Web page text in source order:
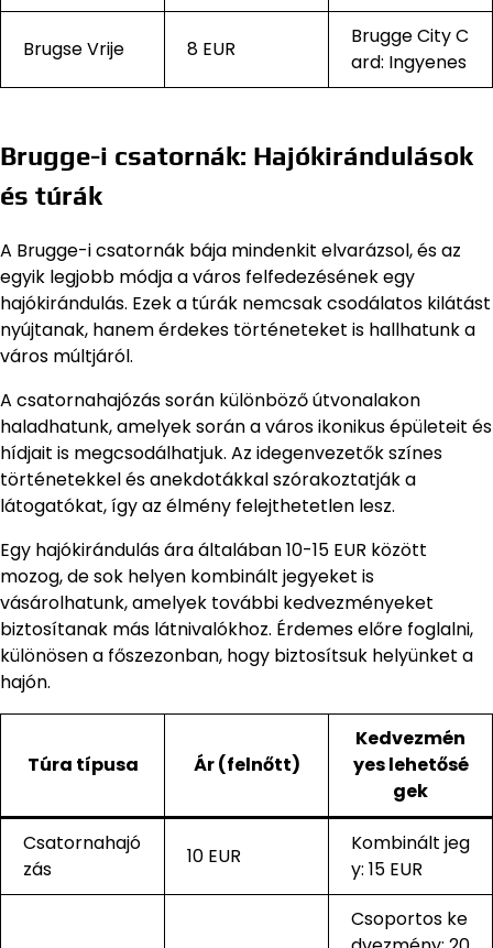
Brugse Vrije 8 EUR
Brugge City C
ard: Ingyenes
Brugge-i csatornák: Hajókirándulások
és túrák
A Brugge-i csatornák bája mindenkit elvarázsol, és az
egyik legjobb módja a város felfedezésének egy
hajókirándulás. Ezek a túrák nemcsak csodálatos kilátást
nyújtanak, hanem érdekes történeteket is hallhatunk a
város múltjáról.
A csatornahajózás során különböző útvonalakon
haladhatunk, amelyek során a város ikonikus épületeit és
hídjait is megcsodálhatjuk. Az idegenvezetők színes
történetekkel és anekdotákkal szórakoztatják a
látogatókat, így az élmény felejthetetlen lesz.
Egy hajókirándulás ára általában 10-15 EUR között
mozog, de sok helyen kombinált jegyeket is
vásárolhatunk, amelyek további kedvezményeket
biztosítanak más látnivalókhoz. Érdemes előre foglalni,
különösen a főszezonban, hogy biztosítsuk helyünket a
hajón.
Túra típusa Ár (felnőtt)
Kedvezmén
yes lehetősé
gek
Csatornahajó
zás
10 EUR
Kombinált jeg
y: 15 EUR
Csoportos ke